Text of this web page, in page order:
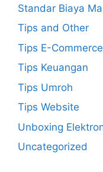
Standar Biaya
Tips and Other
Tips E-Commerce
Tips Keuangan
Tips Umroh
Tips Website
Unboxing
Uncategorized